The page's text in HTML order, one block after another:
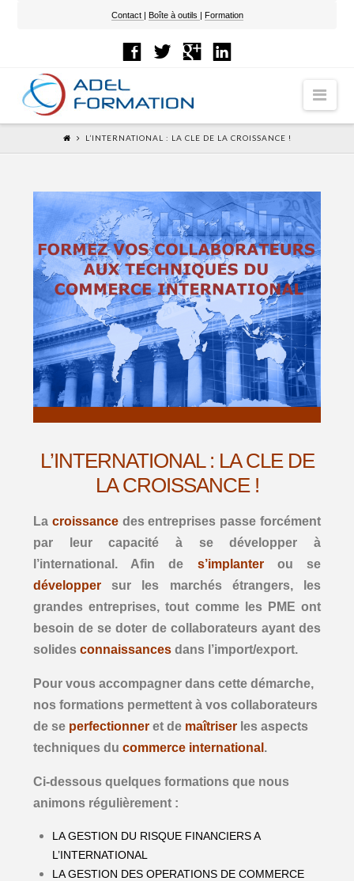
Contact | Boîte à outils | Formation
Formation à l’international
Nos solutions
Le catalogue des formations
Organisation pratique
Notre expertise
Edition
Quiz
Documentation
Notre expertise
Champs d’intervention
Assistance garantie bancaire
Avis d’expert
L’INTERNATIONAL : LA CLE DE LA CROISSANCE !
L’INTERNATIONAL : LA CLE DE
LA CROISSANCE !
Lacroissance des entreprises passe forcément
par leur capacité à se développer à
l’international. Afin de s’implanterou se
développer sur les marchés étrangers, les
grandes entreprises, tout comme les PME ont
besoin de se doter de collaborateurs ayant des
solidesconnaissances dans l’import/export.
Pour vous accompagner dans cette démarche,
nos formations permettent à vos collaborateurs
de se perfectionner et de maîtriser les aspects
techniques ducommerce international .
Ci-dessous quelques formations que nous
animons régulièrement :
LA GESTION DU RISQUE FINANCIERS A
L’INTERNATIONAL
LA GESTION DES OPERATIONS DE COMMERCE